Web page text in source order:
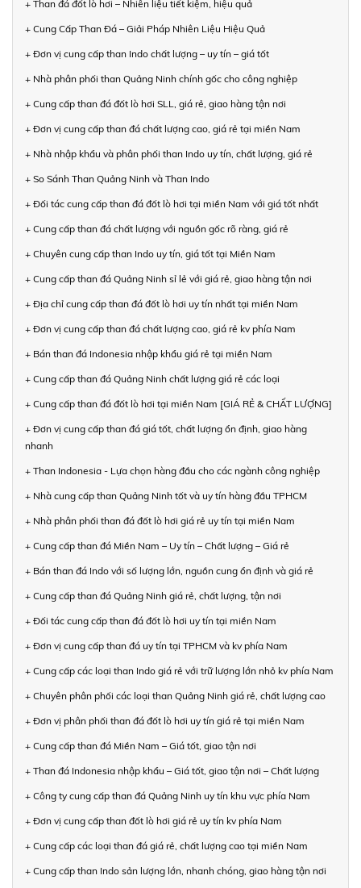
+ Than đá đốt lò hơi – Nhiên liệu tiết kiệm, hiệu quả
+ Cung Cấp Than Đá – Giải Pháp Nhiên Liệu Hiệu Quả
+ Đơn vị cung cấp than Indo chất lượng – uy tín – giá tốt
+ Nhà phân phối than Quảng Ninh chính gốc cho công nghiệp
+ Cung cấp than đá đốt lò hơi SLL, giá rẻ, giao hàng tận nơi
+ Đơn vị cung cấp than đá chất lượng cao, giá rẻ tại miền Nam
+ Nhà nhập khẩu và phân phối than Indo uy tín, chất lượng, giá rẻ
+ So Sánh Than Quảng Ninh và Than Indo
+ Đối tác cung cấp than đá đốt lò hơi tại miền Nam với giá tốt nhất
+ Cung cấp than đá chất lượng với nguồn gốc rõ ràng, giá rẻ
+ Chuyên cung cấp than Indo uy tín, giá tốt tại Miền Nam
+ Cung cấp than đá Quảng Ninh sỉ lẻ với giá rẻ, giao hàng tận nơi
+ Địa chỉ cung cấp than đá đốt lò hơi uy tín nhất tại miền Nam
+ Đơn vị cung cấp than đá chất lượng cao, giá rẻ kv phía Nam
+ Bán than đá Indonesia nhập khẩu giá rẻ tại miền Nam
+ Cung cấp than đá Quảng Ninh chất lượng giá rẻ các loại
+ Cung cấp than đá đốt lò hơi tại miền Nam [GIÁ RẺ & CHẤT LƯỢNG]
+ Đơn vị cung cấp than đá giá tốt, chất lượng ổn định, giao hàng
nhanh
+ Than Indonesia - Lựa chọn hàng đầu cho các ngành công nghiệp
+ Nhà cung cấp than Quảng Ninh tốt và uy tín hàng đầu TPHCM
+ Nhà phân phối than đá đốt lò hơi giá rẻ uy tín tại miền Nam
+ Cung cấp than đá Miền Nam – Uy tín – Chất lượng – Giá rẻ
+ Bán than đá Indo với số lượng lớn, nguồn cung ổn định và giá rẻ
+ Cung cấp than đá Quảng Ninh giá rẻ, chất lượng, tận nơi
+ Đối tác cung cấp than đá đốt lò hơi uy tín tại miền Nam
+ Đơn vị cung cấp than đá uy tín tại TPHCM và kv phía Nam
+ Cung cấp các loại than Indo giá rẻ với trữ lượng lớn nhỏ kv phía Nam
+ Chuyên phân phối các loại than Quảng Ninh giá rẻ, chất lượng cao
+ Đơn vị phân phối than đá đốt lò hơi uy tín giá rẻ tại miền Nam
+ Cung cấp than đá Miền Nam – Giá tốt, giao tận nơi
+ Than đá Indonesia nhập khẩu – Giá tốt, giao tận nơi – Chất lượng
+ Công ty cung cấp than đá Quảng Ninh uy tín khu vực phía Nam
+ Đơn vị cung cấp than đốt lò hơi giá rẻ uy tín kv phía Nam
+ Cung cấp các loại than đá giá rẻ, chất lượng cao tại miền Nam
+ Cung cấp than Indo sản lượng lớn, nhanh chóng, giao hàng tận nơi